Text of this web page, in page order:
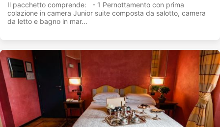
Il pacchetto comprende: - 1 Pernottamento con prima
colazione in camera Junior suite composta da salotto, camera
da letto e bagno in mar...